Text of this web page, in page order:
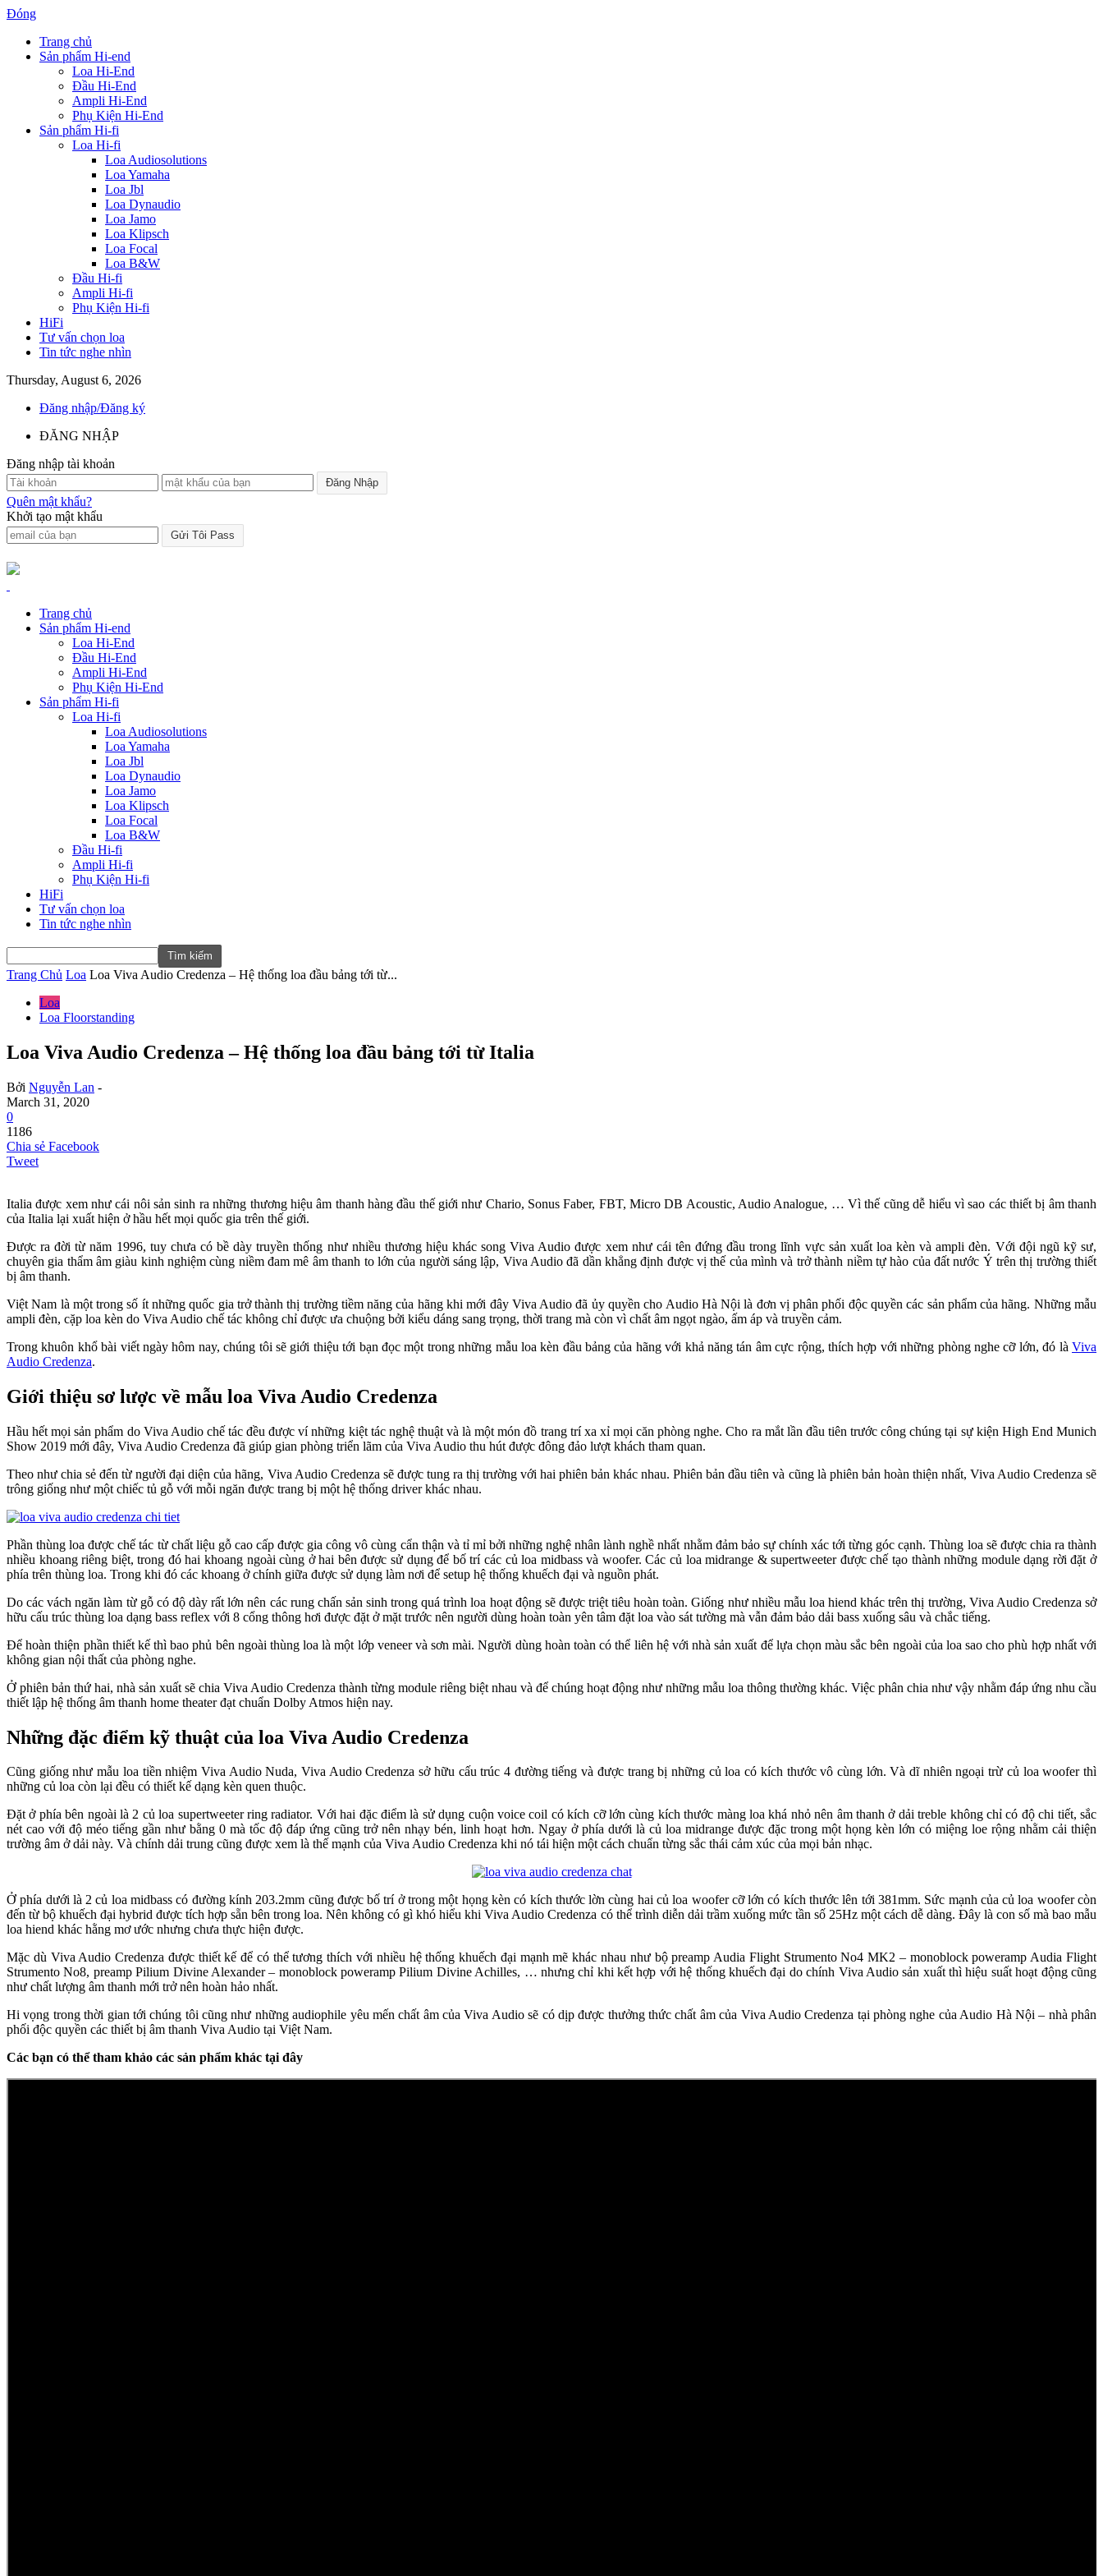
Đóng
Trang chủ
Sản phẩm Hi-end
Loa Hi-End
Đầu Hi-End
Ampli Hi-End
Phụ Kiện Hi-End
Sản phẩm Hi-fi
Loa Hi-fi
Loa Audiosolutions
Loa Yamaha
Loa Jbl
Loa Dynaudio
Loa Jamo
Loa Klipsch
Loa Focal
Loa B&W
Đầu Hi-fi
Ampli Hi-fi
Phụ Kiện Hi-fi
HiFi
Tư vấn chọn loa
Tin tức nghe nhìn
Thursday, August 6, 2026
Đăng nhập/Đăng ký
ĐĂNG NHẬP
Đăng nhập tài khoản
Quên mật khẩu?
Khởi tạo mật khẩu
Trang chủ
Sản phẩm Hi-end
Loa Hi-End
Đầu Hi-End
Ampli Hi-End
Phụ Kiện Hi-End
Sản phẩm Hi-fi
Loa Hi-fi
Loa Audiosolutions
Loa Yamaha
Loa Jbl
Loa Dynaudio
Loa Jamo
Loa Klipsch
Loa Focal
Loa B&W
Đầu Hi-fi
Ampli Hi-fi
Phụ Kiện Hi-fi
HiFi
Tư vấn chọn loa
Tin tức nghe nhìn
Trang Chủ Loa Loa Viva Audio Credenza – Hệ thống loa đầu bảng tới từ...
Loa
Loa Floorstanding
Loa Viva Audio Credenza – Hệ thống loa đầu bảng tới từ Italia
Bởi Nguyễn Lan -
March 31, 2020
0
1186
Chia sẻ Facebook
Tweet
Italia được xem như cái nôi sản sinh ra những thương hiệu âm thanh hàng đầu thế giới như Chario, Sonus Faber, FBT, Micro DB Acoustic, Audio Analogue, … Vì thế cũng dễ hiểu vì sao các thiết bị âm thanh
của Italia lại xuất hiện ở hầu hết mọi quốc gia trên thế giới.
Được ra đời từ năm 1996, tuy chưa có bề dày truyền thống như nhiều thương hiệu khác song Viva Audio được xem như cái tên đứng đầu trong lĩnh vực sản xuất loa kèn và ampli đèn. Với đội ngũ kỹ sư,
chuyên gia thẩm âm giàu kinh nghiệm cùng niềm đam mê âm thanh to lớn của người sáng lập, Viva Audio đã dần khẳng định được vị thế của mình và trở thành niềm tự hào của đất nước Ý trên thị trường thiết
bị âm thanh.
Việt Nam là một trong số ít những quốc gia trở thành thị trường tiềm năng của hãng khi mới đây Viva Audio đã ủy quyền cho Audio Hà Nội là đơn vị phân phối độc quyền các sản phẩm của hãng. Những mẫu
ampli đèn, cặp loa kèn do Viva Audio chế tác không chỉ được ưa chuộng bởi kiểu dáng sang trọng, thời trang mà còn vì chất âm ngọt ngào, ấm áp và truyền cảm.
Trong khuôn khổ bài viết ngày hôm nay, chúng tôi sẽ giới thiệu tới bạn đọc một trong những mẫu loa kèn đầu bảng của hãng với khả năng tán âm cực rộng, thích hợp với những phòng nghe cỡ lớn, đó là Viva
Audio Credenza.
Giới thiệu sơ lược về mẫu loa Viva Audio Credenza
Hầu hết mọi sản phẩm do Viva Audio chế tác đều được ví những kiệt tác nghệ thuật và là một món đồ trang trí xa xỉ mọi căn phòng nghe. Cho ra mắt lần đầu tiên trước công chúng tại sự kiện High End Munich
Show 2019 mới đây, Viva Audio Credenza đã giúp gian phòng triển lãm của Viva Audio thu hút được đông đảo lượt khách tham quan.
Theo như chia sẻ đến từ người đại diện của hãng, Viva Audio Credenza sẽ được tung ra thị trường với hai phiên bản khác nhau. Phiên bản đầu tiên và cũng là phiên bản hoàn thiện nhất, Viva Audio Credenza sẽ
trông giống như một chiếc tủ gỗ với mỗi ngăn được trang bị một hệ thống driver khác nhau.
Phần thùng loa được chế tác từ chất liệu gỗ cao cấp được gia công vô cùng cẩn thận và tỉ mỉ bởi những nghệ nhân lành nghề nhất nhằm đảm bảo sự chính xác tới từng góc cạnh. Thùng loa sẽ được chia ra thành
nhiều khoang riêng biệt, trong đó hai khoang ngoài cùng ở hai bên được sử dụng để bố trí các củ loa midbass và woofer. Các củ loa midrange & supertweeter được chế tạo thành những module dạng rời đặt ở
phía trên thùng loa. Trong khi đó các khoang ở chính giữa được sử dụng làm nơi để setup hệ thống khuếch đại và nguồn phát.
Do các vách ngăn làm từ gỗ có độ dày rất lớn nên các rung chấn sản sinh trong quá trình loa hoạt động sẽ được triệt tiêu hoàn toàn. Giống như nhiều mẫu loa hiend khác trên thị trường, Viva Audio Credenza sở
hữu cấu trúc thùng loa dạng bass reflex với 8 cổng thông hơi được đặt ở mặt trước nên người dùng hoàn toàn yên tâm đặt loa vào sát tường mà vẫn đảm bảo dải bass xuống sâu và chắc tiếng.
Để hoàn thiện phần thiết kế thì bao phủ bên ngoài thùng loa là một lớp veneer và sơn mài. Người dùng hoàn toàn có thể liên hệ với nhà sản xuất để lựa chọn màu sắc bên ngoài của loa sao cho phù hợp nhất với
không gian nội thất của phòng nghe.
Ở phiên bản thứ hai, nhà sản xuất sẽ chia Viva Audio Credenza thành từng module riêng biệt nhau và để chúng hoạt động như những mẫu loa thông thường khác. Việc phân chia như vậy nhằm đáp ứng nhu cầu
thiết lập hệ thống âm thanh home theater đạt chuẩn Dolby Atmos hiện nay.
Những đặc điểm kỹ thuật của loa Viva Audio Credenza
Cũng giống như mẫu loa tiền nhiệm Viva Audio Nuda, Viva Audio Credenza sở hữu cấu trúc 4 đường tiếng và được trang bị những củ loa có kích thước vô cùng lớn. Và dĩ nhiên ngoại trừ củ loa woofer thì
những củ loa còn lại đều có thiết kế dạng kèn quen thuộc.
Đặt ở phía bên ngoài là 2 củ loa supertweeter ring radiator. Với hai đặc điểm là sử dụng cuộn voice coil có kích cỡ lớn cùng kích thước màng loa khá nhỏ nên âm thanh ở dải treble không chỉ có độ chi tiết, sắc
nét cao với độ méo tiếng gần như bằng 0 mà tốc độ đáp ứng cũng trở nên nhạy bén, linh hoạt hơn. Ngay ở phía dưới là củ loa midrange được đặc trong một họng kèn lớn có miệng loe rộng nhằm cải thiện
trường âm ở dải này. Và chính dải trung cũng được xem là thế mạnh của Viva Audio Credenza khi nó tái hiện một cách chuẩn từng sắc thái cảm xúc của mọi bản nhạc.
Ở phía dưới là 2 củ loa midbass có đường kính 203.2mm cũng được bố trí ở trong một họng kèn có kích thước lờn cùng hai củ loa woofer cỡ lớn có kích thước lên tới 381mm. Sức mạnh của củ loa woofer còn
đến từ bộ khuếch đại hybrid được tích hợp sẵn bên trong loa. Nên không có gì khó hiểu khi Viva Audio Credenza có thể trình diễn dải trầm xuống mức tần số 25Hz một cách dễ dàng. Đây là con số mà bao mẫu
loa hiend khác hằng mơ ước nhưng chưa thực hiện được.
Mặc dù Viva Audio Credenza được thiết kế để có thể tương thích với nhiều hệ thống khuếch đại mạnh mẽ khác nhau như bộ preamp Audia Flight Strumento No4 MK2 – monoblock poweramp Audia Flight
Strumento No8, preamp Pilium Divine Alexander – monoblock poweramp Pilium Divine Achilles, … nhưng chỉ khi kết hợp với hệ thống khuếch đại do chính Viva Audio sản xuất thì hiệu suất hoạt động cũng
như chất lượng âm thanh mới trở nên hoàn hảo nhất.
Hi vọng trong thời gian tới chúng tôi cũng như những audiophile yêu mến chất âm của Viva Audio sẽ có dịp được thưởng thức chất âm của Viva Audio Credenza tại phòng nghe của Audio Hà Nội – nhà phân
phối độc quyền các thiết bị âm thanh Viva Audio tại Việt Nam.
Các bạn có thể tham khảo các sản phẩm khác tại đây